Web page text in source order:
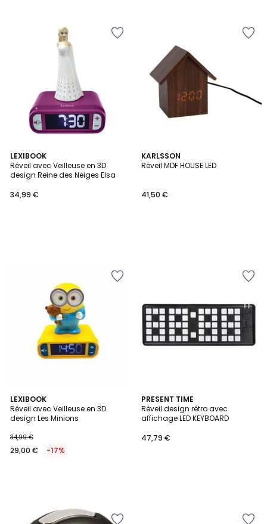
LEXIBOOK
Réveil avec Veilleuse en 3D
design Reine des Neiges Elsa
34,99 €
KARLSSON
Réveil MDF HOUSE LED
41,50 €
LEXIBOOK
Réveil avec Veilleuse en 3D
design Les Minions
34,99 €
29,00 € -17%
PRESENT TIME
Réveil design rétro avec
affichage LED KEYBOARD
47,79 €